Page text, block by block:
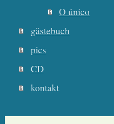
O único
gästebuch
pics
CD
kontakt